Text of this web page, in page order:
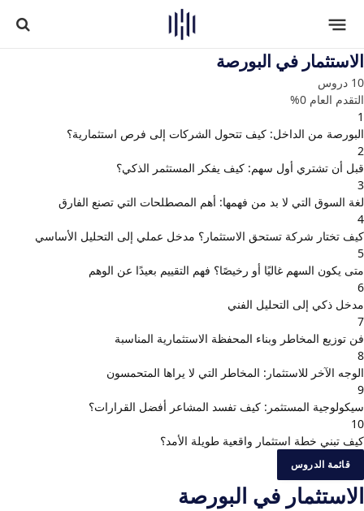
الاستثمار في البورصة
10 دروس
التقدم العام 0%
1
البورصة من الداخل: كيف تتحول الشركات إلى فرص استثمارية؟
2
قبل أن تشتري أول سهم: كيف يفكر المستثمر الذكي؟
3
لغة السوق التي لا بد من فهمها: أهم المصطلحات التي تصنع الفارق
4
كيف تختار شركة تستحق الاستثمار؟ مدخل عملي إلى التحليل الأساسي
5
متى يكون السهم غاليًا أو رخيصًا؟ فهم التقييم بعيدًا عن الوهم
6
مدخل ذكي إلى التحليل الفني
7
فن توزيع المخاطر وبناء المحفظة الاستثمارية المناسبة
8
الوجه الآخر للاستثمار: المخاطر التي لا يراها المتحمسون
9
سيكولوجية المستثمر: كيف تفسد المشاعر أفضل القرارات؟
10
كيف تبني خطة استثمار واقعية طويلة الأمد؟
قائمة الدروس
الاستثمار في البورصة